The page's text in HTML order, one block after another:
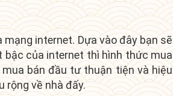
internet. Dựa vào đây bạn sẽ
bậc của internet thì hình thức mua
bán đầu tư thuận tiện và hiệu
rộng về nhà đấy.